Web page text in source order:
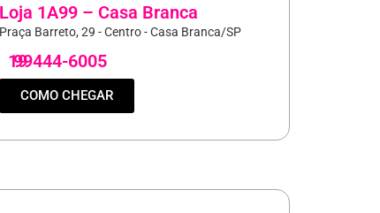
Loja 1A99 – Casa Branca
Praça Barreto, 29 - Centro - Casa Branca/SP
19
99444-6005
COMO CHEGAR